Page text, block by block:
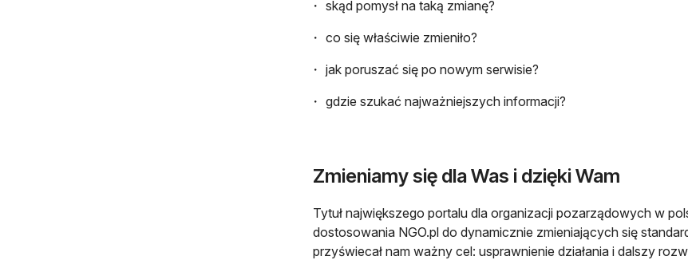
skąd pomysł na taką zmianę?
co się właściwie zmieniło?
jak poruszać się po nowym serwisie?
gdzie szukać najważniejszych informacji?
Zmieniamy się dla Was i dzięki Wam
Tytuł największego portalu dla organizacji pozarządowych w
dostosowania NGO.pl do dynamicznie zmieniających się
przyświecał nam ważny cel: usprawnienie działania i dalszy